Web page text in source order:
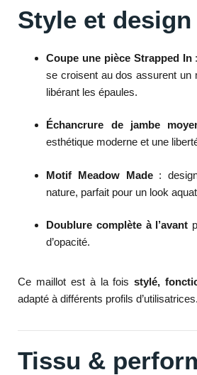
Style et design
Coupe une pièce Strapped In:
se croisent au dos assurent un
libérant les épaules.
Échancrure de jambe
esthétique moderne et une
Motif Meadow Made:
nature, parfait pour un look
Doublure complète à l’avant
d’opacité.
Ce maillot est à la foisstylé,
adapté à différents profils d’utilisatrices.
Tissu &